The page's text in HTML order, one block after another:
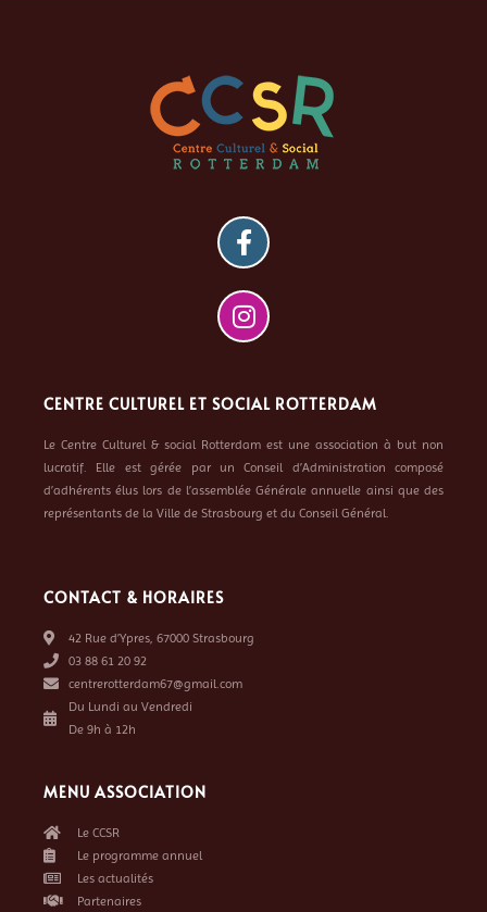
CENTRE CULTUREL ET SOCIAL ROTTERDAM
Le Centre Culturel & social Rotterdam est une association à but non
lucratif. Elle est gérée par un Conseil d’Administration composé
d’adhérents élus lors de l’assemblée Générale annuelle ainsi que des
représentants de la Ville de Strasbourg et du Conseil Général.
CONTACT & HORAIRES
42 Rue d’Ypres, 67000 Strasbourg
03 88 61 20 92
centrerotterdam67@gmail.com
Du Lundi au Vendredi
De 9h à 12h
MENU ASSOCIATION
Le CCSR
Le programme annuel
Les actualités
Partenaires